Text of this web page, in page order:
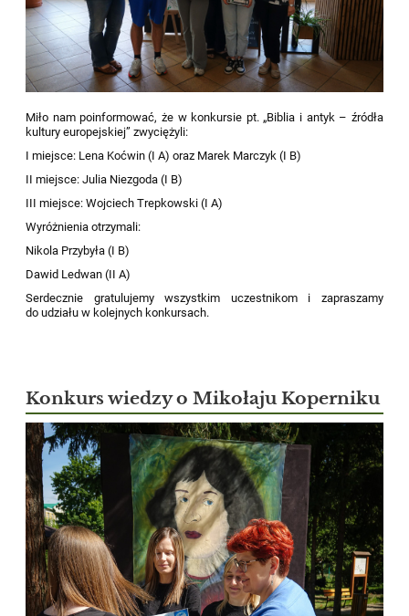
Miło nam poinformować, że w konkursie pt. „Biblia i antyk – źródła
kultury europejskiej” zwyciężyli:
I miejsce: Lena Koćwin (I A) oraz Marek Marczyk (I B)
II miejsce: Julia Niezgoda (I B)
III miejsce: Wojciech Trepkowski (I A)
Wyróżnienia otrzymali:
Nikola Przybyła (I B)
Dawid Ledwan (II A)
Serdecznie gratulujemy wszystkim uczestnikom i zapraszamy
do udziału w kolejnych konkursach.
Konkurs wiedzy o Mikołaju Koperniku